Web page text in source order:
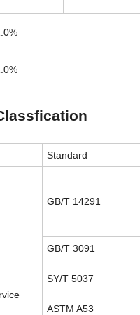
Standard
GB/T 14291
GB/T 3091
SY/T 5037
ASTM A53